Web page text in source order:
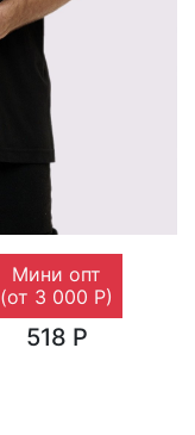
Мини опт
(от 3 000 Р)
518 Р